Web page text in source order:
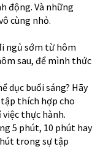
động. Và những
cùng nhỏ.
ngủ sớm từ hôm
sau, để mình thức
dục buổi sáng? Hãy
thích hợp cho
thực hành.
5 phút, 10 phút hay
trong sự tập